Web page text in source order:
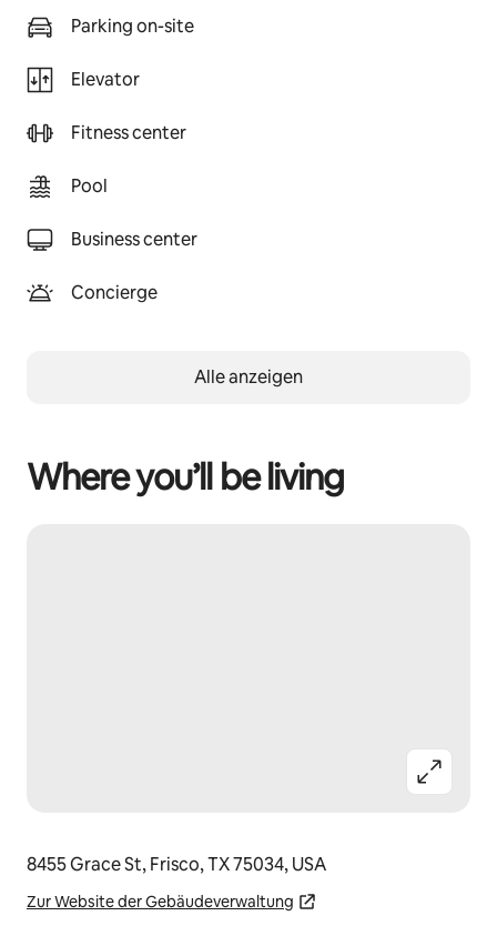
Parking on-site
Elevator
Fitness center
Pool
Business center
Concierge
Alle anzeigen
Where you’ll be living
8455 Grace St, Frisco, TX 75034, USA
Zur Website der Gebäudeverwaltung